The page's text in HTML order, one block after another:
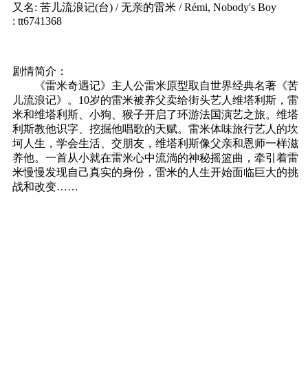
又名: 苦儿流浪记(台) / 无亲的雷米 / Rémi, Nobody's Boy
: tt6741368
剧情简介：
《雷米奇遇记》主人公雷米原型取自世界经典名著《苦
儿流浪记》。10岁的雷米被养父卖给街头艺人维塔利斯，雷
米和维塔利斯、小狗、猴子开启了环游法国演艺之旅。维塔
利斯教他识字、挖掘他唱歌的天赋。雷米体味旅行艺人的坎
坷人生，学会生活、交朋友，维塔利斯像父亲和恩师一样滋
养他。一首从小就在雷米心中流淌的神秘摇篮曲，牵引着雷
米慢慢发现自己真实的身份，雷米的人生开始面临巨大的挑
战和改变……